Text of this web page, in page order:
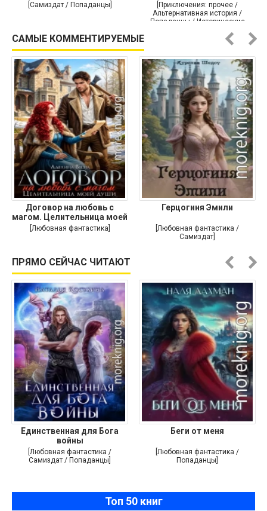
[Самиздат / Попаданцы]
[Приключения: прочее /
Альтернативная история /
Попаданцы / Исторические
САМЫЕ КОММЕНТИРУЕМЫЕ
Договор на любовь с
магом. Целительница моей
души
[Любовная фантастика]
Герцогиня Эмили
[Любовная фантастика /
Самиздат]
ПРЯМО СЕЙЧАС ЧИТАЮТ
Единственная для Бога
войны
[Любовная фантастика /
Самиздат / Попаданцы]
Беги от меня
[Любовная фантастика /
Попаданцы]
Топ 50 книг